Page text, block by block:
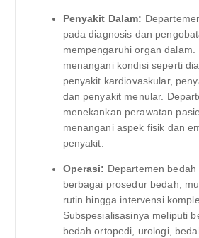
Penyakit Dalam:
pada diagnosis dan
mempengaruhi organ dalam.
menangani kondisi seperti
penyakit kardiovaskular,
dan penyakit menular.
menekankan perawatan
menangani aspek fisik dan
penyakit.
Operasi: Departemen
berbagai prosedur bedah,
rutin hingga intervensi
Subspesialisasinya meliputi
bedah ortopedi, urologi,